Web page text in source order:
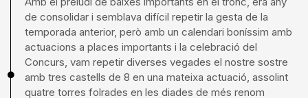
de consolidar i semblava difícil repetir la gesta de la
temporada anterior, però amb un calendari boníssim amb
actuacions a places importants i la celebració del
Concurs, vam repetir diverses vegades el nostre sostre
amb tres castells de 8 en una mateixa actuació, assolint
quatre torres folrades en les diades de més renom